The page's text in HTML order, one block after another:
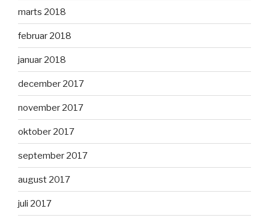
marts 2018
februar 2018
januar 2018
december 2017
november 2017
oktober 2017
september 2017
august 2017
juli 2017